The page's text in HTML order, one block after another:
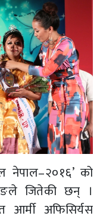
नेपाल–२०१६’ को
जितेकी छन् ।
आर्मी अफिसिर्यस